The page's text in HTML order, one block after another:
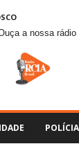
a nossa rádio
POLÍCIA